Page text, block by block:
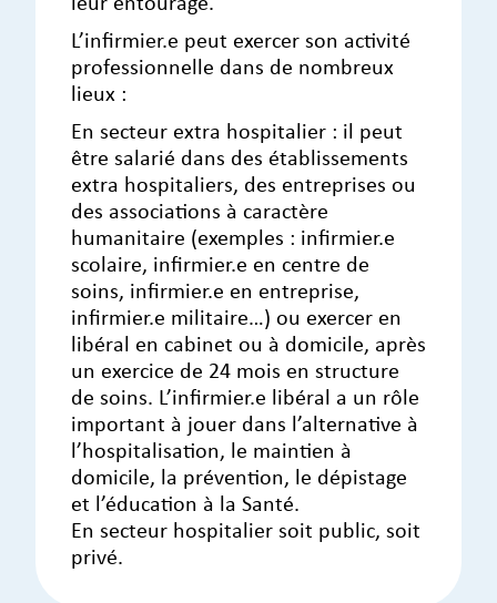
leur entourage.
L’infirmier.e peut exercer son activité
professionnelle dans de nombreux
lieux :
En secteur extra hospitalier : il peut
être salarié dans des établissements
extra hospitaliers, des entreprises ou
des associations à caractère
humanitaire (exemples : infirmier.e
scolaire, infirmier.e en centre de
soins, infirmier.e en entreprise,
infirmier.e militaire…) ou exercer en
libéral en cabinet ou à domicile, après
un exercice de 24 mois en structure
de soins. L’infirmier.e libéral a un rôle
important à jouer dans l’alternative à
l’hospitalisation, le maintien à
domicile, la prévention, le dépistage
et l’éducation à la Santé.
En secteur hospitalier soit public, soit
privé.